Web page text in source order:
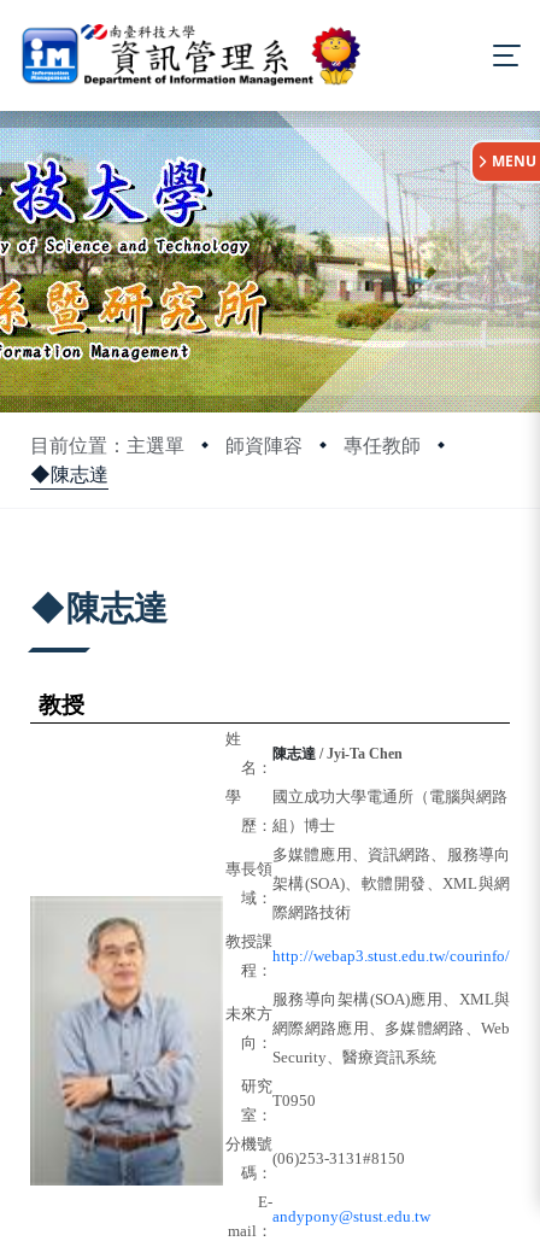
目前位置：主選單 師資陣容
專任教師
◆陳志達
:::
MENU
◆陳志達
教授
姓
名：
陳志達 / Jyi-Ta Chen
學
歷：
國立成功大學電通所（電腦與網路
組）博士
專長領
域：
多媒體應用、資訊網路、服務導向
架構(SOA)、軟體開發、XML與網
際網路技術
教授課
程：
http://webap3.stust.edu.tw/courinfo/
未來方
向：
服務導向架構(SOA)應用、 XML與
網際網路應用、多媒體網路、 Web
Security、醫療資訊系統
研究
室：
T0950
分機號
碼：
(06)253-3131#8150
E-
mail ：
andypony@stust.edu.tw